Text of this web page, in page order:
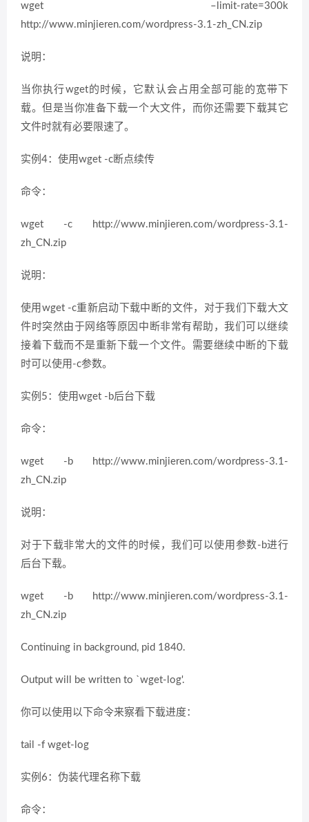
wget –limit-rate=300k
http://www.minjieren.com/wordpress-3.1-zh_CN.zip
说明：
当你执行wget的时候，它默认会占用全部可能的宽带下
载。但是当你准备下载一个大文件，而你还需要下载其它
文件时就有必要限速了。
实例4：使用wget -c断点续传
命令：
wget -c http://www.minjieren.com/wordpress-3.1-
zh_CN.zip
说明：
使用wget -c重新启动下载中断的文件，对于我们下载大文
件时突然由于网络等原因中断非常有帮助，我们可以继续
接着下载而不是重新下载一个文件。需要继续中断的下载
时可以使用-c参数。
实例5：使用wget -b后台下载
命令：
wget -b http://www.minjieren.com/wordpress-3.1-
zh_CN.zip
说明：
对于下载非常大的文件的时候，我们可以使用参数-b进行
后台下载。
wget -b http://www.minjieren.com/wordpress-3.1-
zh_CN.zip
Continuing in background, pid 1840.
Output will be written to `wget-log'.
你可以使用以下命令来察看下载进度：
tail -f wget-log
实例6：伪装代理名称下载
命令：